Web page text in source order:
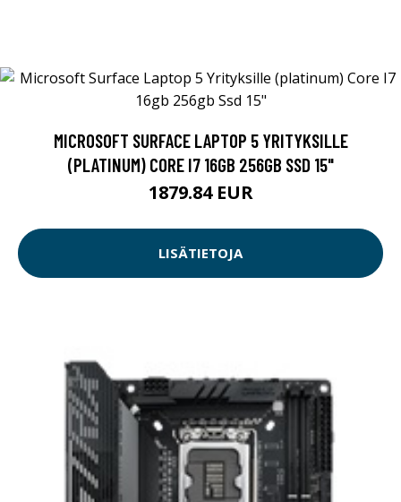
MICROSOFT SURFACE LAPTOP 5 YRITYKSILLE
(PLATINUM) CORE I7 16GB 256GB SSD 15"
1879.84 EUR
LISÄTIETOJA